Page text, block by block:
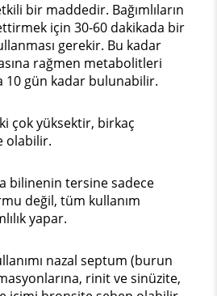
bir maddedir. Bağımlıların
için 30-60 dakikada bir
gerekir. Bu kadar
rağmen metabolitleri
10 gün kadar bulunabilir.
çok yüksektir, birkaç
olabilir.
bilinenin tersine sadece
değil, tüm kullanım
yapar.
nazal septum (burun
rinit ve sinüzite,